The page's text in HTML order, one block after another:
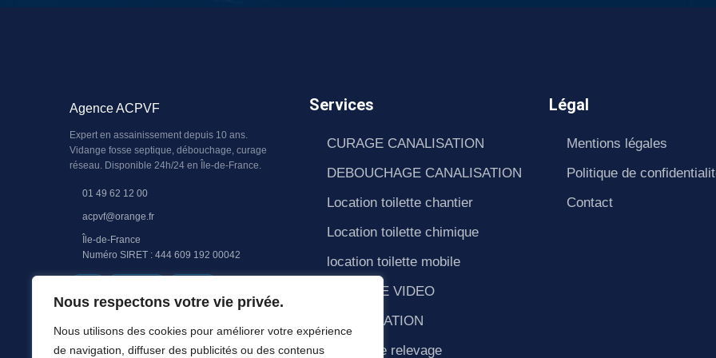
Nous respectons votre vie privée.
Nous utilisons des cookies pour améliorer votre expérience
de navigation, diffuser des publicités ou des contenus
Agence ACPVF
Expert en assainissement depuis 10 ans.
Vidange fosse septique, débouchage, curage
réseau. Disponible 24h/24 en Île-de-France.
01 49 62 12 00
acpvf@orange.fr
Île-de-France
Numéro SIRET : 444 609 192 00042
Services
CURAGE CANALISATION
DEBOUCHAGE CANALISATION
Location toilette chantier
Location toilette chimique
location toilette mobile
PASSAGE VIDEO
CANALISATION
Pompe de relevage
Légal
Mentions légales
Politique de
Contact